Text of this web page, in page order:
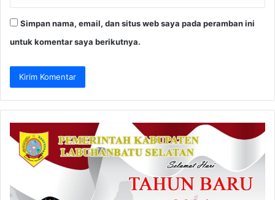
Simpan nama, email, dan situs web saya pada peramban ini
untuk komentar saya berikutnya.